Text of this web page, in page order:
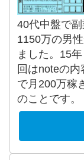
40代中盤で
1150万の男
ました。15
回はnoteの
で月200万稼
のことです。